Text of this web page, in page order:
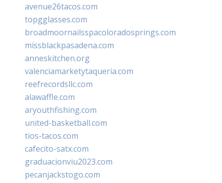
avenue26tacos.com
topgglasses.com
broadmoornailsspacoloradosprings.com
missblackpasadena.com
anneskitchen.org
valenciamarketytaqueria.com
reefrecordsllc.com
alawaffle.com
aryouthfishing.com
united-basketball.com
tios-tacos.com
cafecito-satx.com
graduacionviu2023.com
pecanjackstogo.com